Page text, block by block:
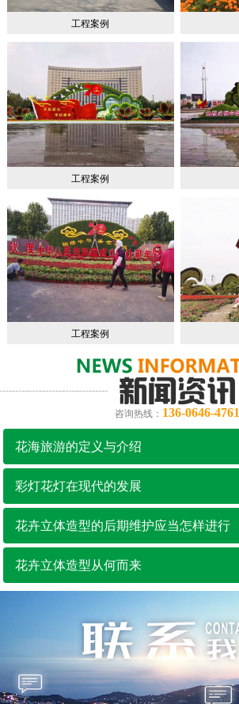
工程案例
工程案例
工程案例
咨询热线： 136-0646-4761
花海旅游的定义与介绍
彩灯花灯在现代的发展
花卉立体造型的后期维护应当怎样进行
花卉立体造型从何而来